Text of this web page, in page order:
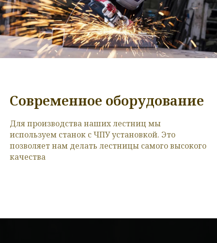
Современное оборудование
Для производства наших лестниц мы
используем станок с ЧПУ установкой. Это
позволяет нам делать лестницы самого высокого
качества